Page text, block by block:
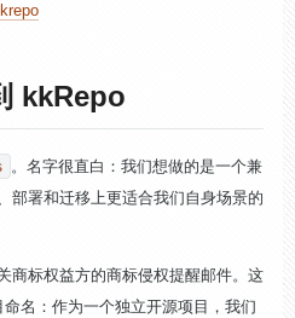
kkRepo
。名字很直白：我们想做的是一个兼
部署和迁移上更适合我们自身场景的
商标权益方的商标侵权提醒邮件。这
名：作为一个独立开源项目，我们